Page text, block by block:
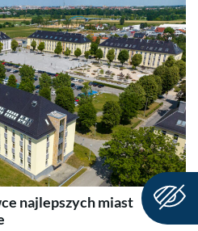
najlepszych miast